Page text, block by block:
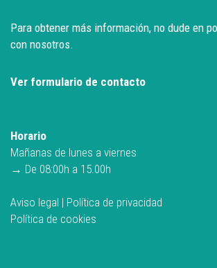
Para obtener más información, no dude en
con nosotros.
Ver formulario de contacto
Horario
Mañanas de lunes a viernes
→ De 08:00h a 15.00h
Aviso legal | Política de privacidad
Política de cookies